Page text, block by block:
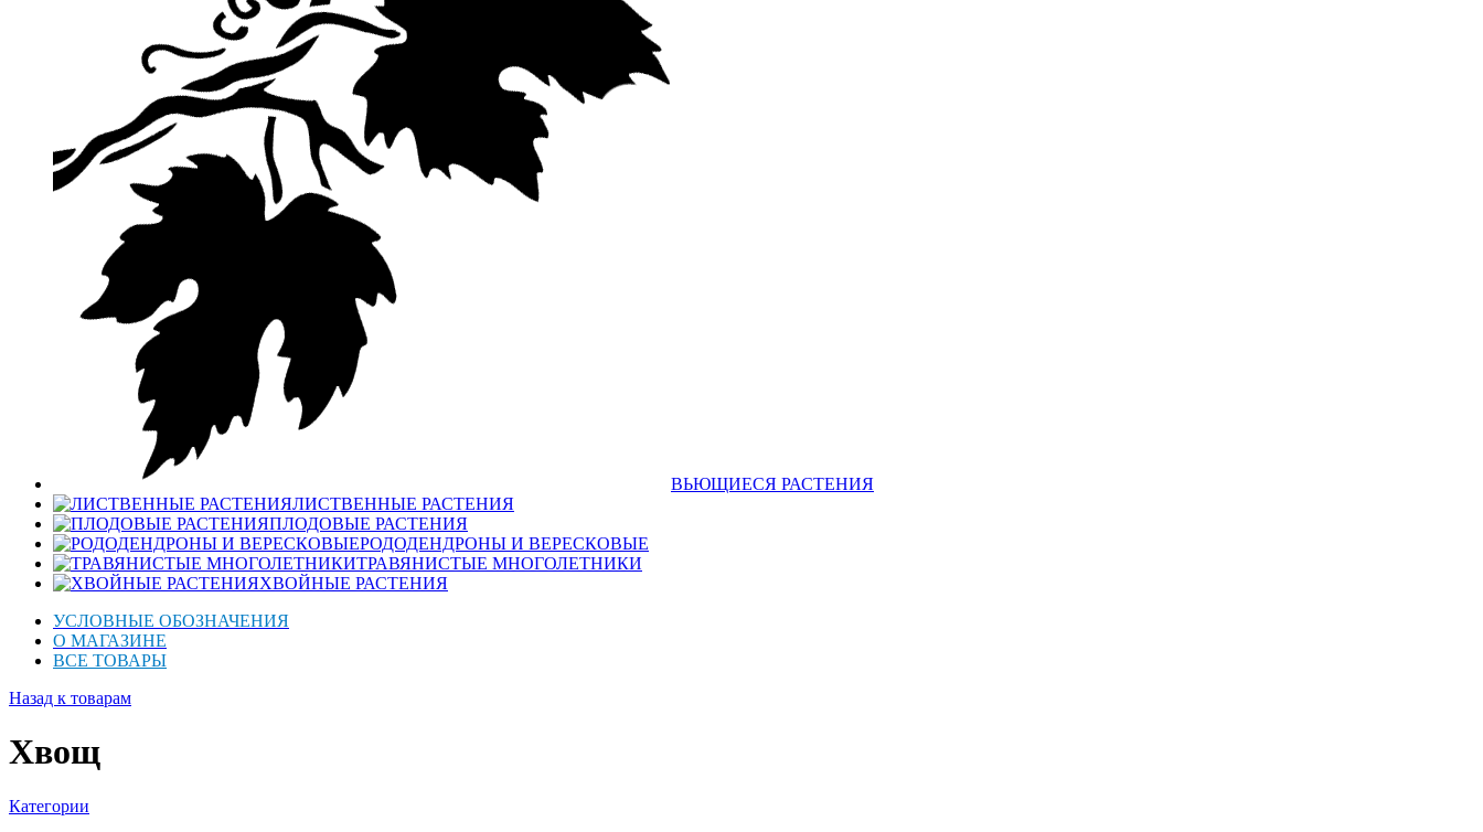
ВЬЮЩИЕСЯ РАСТЕНИЯ
ЛИСТВЕННЫЕ РАСТЕНИЯ
ПЛОДОВЫЕ РАСТЕНИЯ
РОДОДЕНДРОНЫ И ВЕРЕСКОВЫЕ
ТРАВЯНИСТЫЕ МНОГОЛЕТНИКИ
ХВОЙНЫЕ РАСТЕНИЯ
УСЛОВНЫЕ ОБОЗНАЧЕНИЯ
О МАГАЗИНЕ
ВСЕ ТОВАРЫ
Назад к товарам
Хвощ
Категории